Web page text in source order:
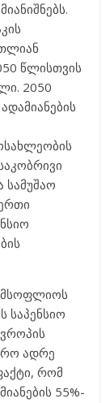
წლისთვის
2050
მსოფლიოს
საპენსიო
ადრე
რომ
55%-